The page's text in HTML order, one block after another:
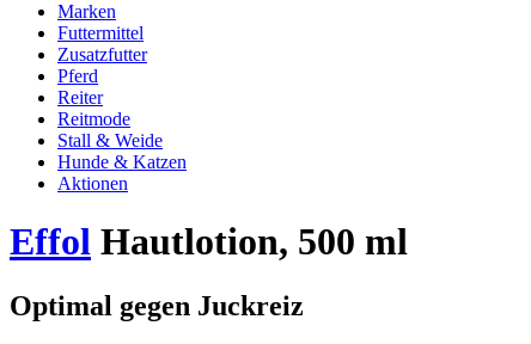
Marken
Futtermittel
Zusatzfutter
Pferd
Reiter
Reitmode
Stall & Weide
Hunde & Katzen
Aktionen
Effol Hautlotion, 500 ml
Optimal gegen Juckreiz